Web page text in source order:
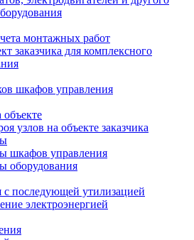
монтажных работ
заказчика для комплексного
шкафов управления
узлов на объекте заказчика
шкафов управления
оборудования
последующей утилизацией
электроэнергией